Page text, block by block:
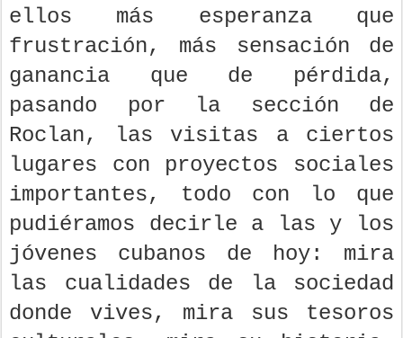
ellos más esperanza que
frustración, más sensación de
ganancia que de pérdida,
pasando por la sección de
Roclan, las visitas a ciertos
lugares con proyectos sociales
importantes, todo con lo que
pudiéramos decirle a las y los
jóvenes cubanos de hoy: mira
las cualidades de la sociedad
donde vives, mira sus tesoros